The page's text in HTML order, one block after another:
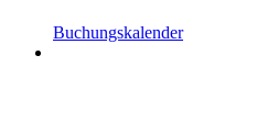
Buchungskalender